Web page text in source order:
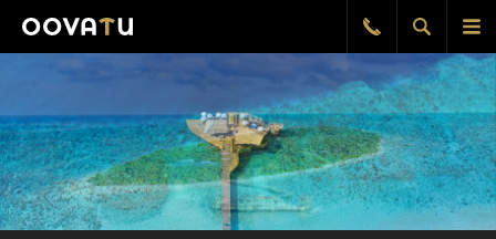
le
Afficher
la
Rappel
gratuit